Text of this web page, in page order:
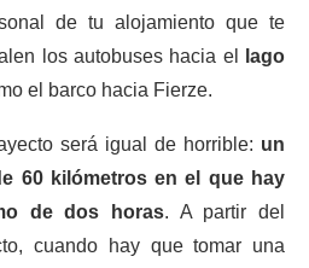
de tu alojamiento que te
los autobuses hacia el
lago
el barco hacia Fierze.
será igual de horrible: un
60 kilómetros en el que hay
de dos horas. A partir del
cuando hay que tomar una